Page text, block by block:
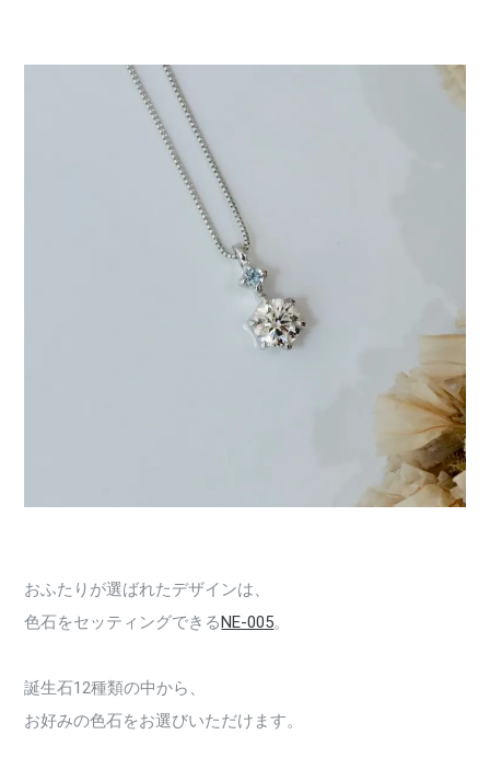
おふたりが選ばれたデザインは、
色石をセッティングできるNE-005。
誕生石12種類の中から、
お好みの色石をお選びいただけます。